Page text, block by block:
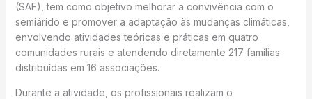
(SAF), tem como objetivo melhorar a convivência com o
semiárido e promover a adaptação às mudanças climáticas,
envolvendo atividades teóricas e práticas em quatro
comunidades rurais e atendendo diretamente 217 famílias
distribuídas em 16 associações.
Durante a atividade, os profissionais realizam o